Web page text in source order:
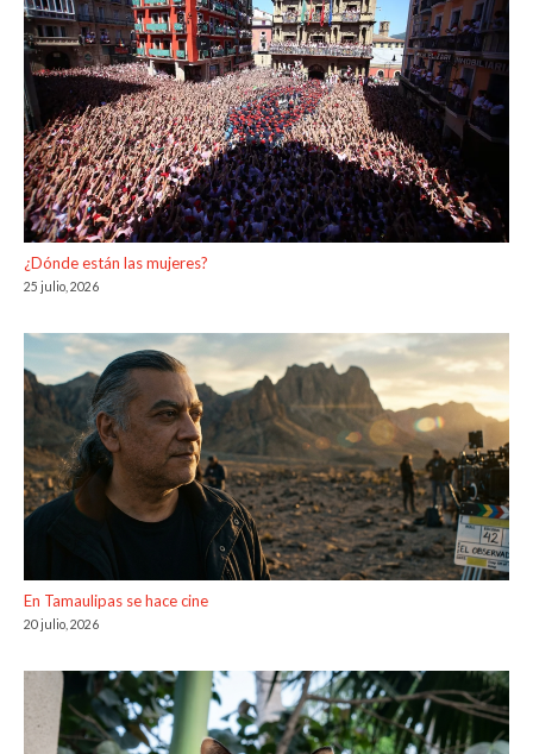
¿Dónde están las mujeres?
25 julio, 2026
En Tamaulipas se hace cine
20 julio, 2026